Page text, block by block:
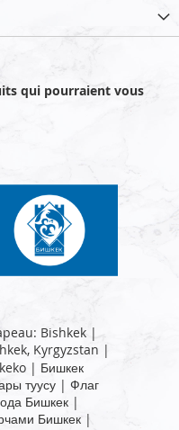
qui pourraient vous
Bishkek |
Kyrgyzstan |
| Бишкек
туусу | Флаг
Бишкек |
Бишкек |